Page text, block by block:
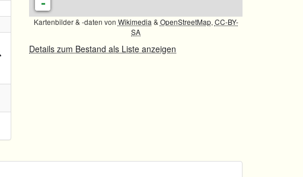
-
Kartenbilder & -daten von Wikimedia & OpenStreetMap, CC-BY-
SA
Details zum Bestand als Liste anzeigen